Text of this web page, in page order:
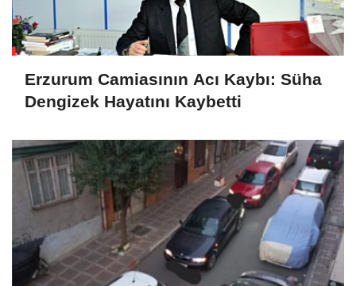
Erzurum Camiasının Acı Kaybı: Süha
Dengizek Hayatını Kaybetti